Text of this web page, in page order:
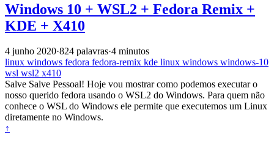
Windows 10 + WSL2 + Fedora Remix +
KDE + X410
4 junho 2020·824 palavras·4 minutos
linux windows fedora fedora-remix kde linux windows windows-10
wsl wsl2 x410
Salve Salve Pessoal! Hoje vou mostrar como podemos executar o
nosso querido fedora usando o WSL2 do Windows. Para quem não
conhece o WSL do Windows ele permite que executemos um Linux
diretamente no Windows.
↑